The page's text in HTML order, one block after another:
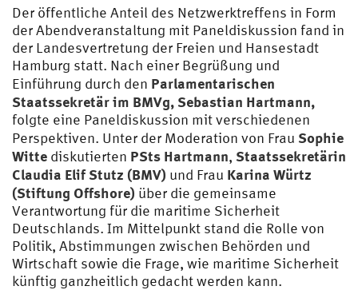
Der öffentliche Anteil des Netzwerktreffens in Form
der Abendveranstaltung mit Paneldiskussion fand in
der Landesvertretung der Freien und Hansestadt
Hamburg statt. Nach einer Begrüßung und
Einführung durch den Parlamentarischen
Staatssekretär im BMVg, Sebastian Hartmann,
folgte eine Paneldiskussion mit verschiedenen
Perspektiven. Unter der Moderation von Frau Sophie
Witte diskutierten PSts Hartmann, Staatssekretärin
Claudia Elif Stutz (BMV) und Frau Karina Würtz
(Stiftung Offshore) über die gemeinsame
Verantwortung für die maritime Sicherheit
Deutschlands. Im Mittelpunkt stand die Rolle von
Politik, Abstimmungen zwischen Behörden und
Wirtschaft sowie die Frage, wie maritime Sicherheit
künftig ganzheitlich gedacht werden kann.